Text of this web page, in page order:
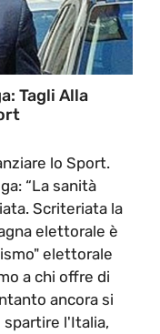
Tagli Alla
lo Sport.
“La sanità
Scriteriata la
elettorale è
elettorale
a chi offre di
ancora si
spartire l'Italia,